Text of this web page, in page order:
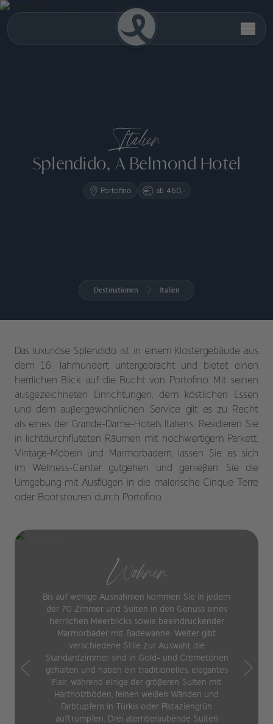
Italien
Splendido, A Belmond Hotel
Portofino ab 460,-
Destinationen Italien
Das luxuriöse Splendido ist in einem Klostergebäude aus
dem 16. Jahrhundert untergebracht und bietet einen
herrlichen Blick auf die Bucht von Portofino. Mit seinen
ausgezeichneten Einrichtungen, dem köstlichen Essen
und dem außergewöhnlichen Service gilt es zu Recht
als eines der Grande-Dame-Hotels Italiens. Residieren Sie
in lichtdurchfluteten Räumen mit hochwertigem Parkett,
Vintage-Möbeln und Marmorbädern, lassen Sie es sich
im Wellness-Center gutgehen und genießen Sie die
Umgebung mit Ausflügen in die malerische Cinque Terre
oder Bootstouren durch Portofino.
Wohnen
Bis auf wenige Ausnahmen kommen Sie in jedem
der 70 Zimmer und Suiten in den Genuss eines
herrlichen Meerblicks sowie beeindruckender
Marmorbäder mit Badewanne. Weiter gibt
verschiedene Stile zur Auswahl; die
Standardzimmer sind in Gold- und Cremetönen
gehalten und haben ein traditionelles, elegantes
Flair, während einige der größeren Suiten mit
Hartholzböden, feinen weißen Wänden und
Farbtupfern in Türkis oder Pistaziengrün
auftrumpfen. Drei atemberaubende Suiten